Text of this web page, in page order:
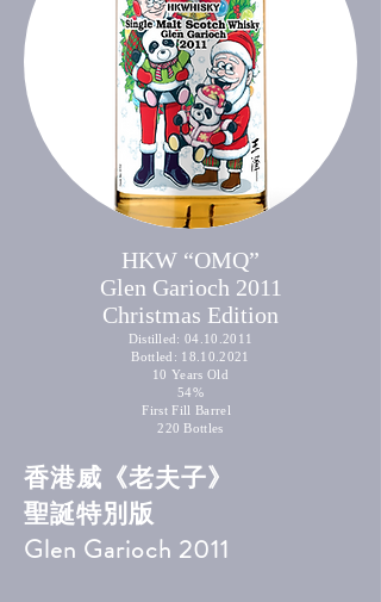
HKW “OMQ”
Glen Garioch 2011
Christmas Edition
Distilled:04.10.2011
Bottled: 18.10.2021
10 Years Old
54%
First Fill Barrel
220 Bottles
香港威《老夫子》
聖誕特別版
Glen Garioch 2011